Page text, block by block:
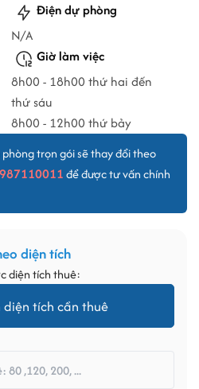
Điện dự phòng
N/A
Giờ làm việc
8h00 - 18h00 thứ hai đến
thứ sáu
8h00 - 12h00 thứ bảy
trọn gói sẽ thay đổi theo
để được tư vấn chính
diện tích
diện tích thuê:
tích cần thuê